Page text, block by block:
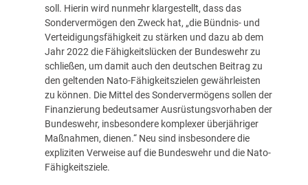
soll. Hierin wird nunmehr klargestellt, dass das
Sondervermögen den Zweck hat, „die Bündnis- und
Verteidigungsfähigkeit zu stärken und dazu ab dem
Jahr 2022 die Fähigkeitslücken der Bundeswehr zu
schließen, um damit auch den deutschen Beitrag zu
den geltenden Nato-Fähigkeitszielen gewährleisten
zu können. Die Mittel des Sondervermögens sollen der
Finanzierung bedeutsamer Ausrüstungsvorhaben der
Bundeswehr, insbesondere komplexer überjähriger
Maßnahmen, dienen.“ Neu sind insbesondere die
expliziten Verweise auf die Bundeswehr und die Nato-
Fähigkeitsziele.